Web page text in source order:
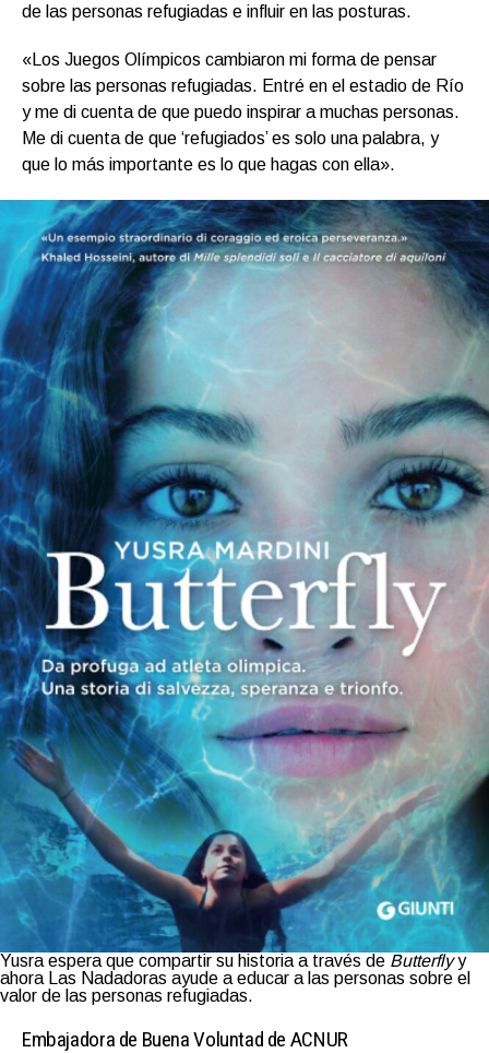
de las personas refugiadas e influir en las posturas.
«Los Juegos Olímpicos cambiaron mi forma de pensar
sobre las personas refugiadas. Entré en el estadio de Río
y me di cuenta de que puedo inspirar a muchas personas.
Me di cuenta de que ‘refugiados’ es solo una palabra, y
que lo más importante es lo que hagas con ella».
Yusra espera que compartir su historia a través de Butterflyy
ahora Las Nadadoras ayude a educar a las personas sobre el
valor de las personas refugiadas.
Embajadora de Buena Voluntad de ACNUR